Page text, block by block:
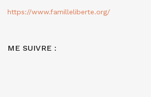
https://www.familleliberte.org/
ME SUIVRE :